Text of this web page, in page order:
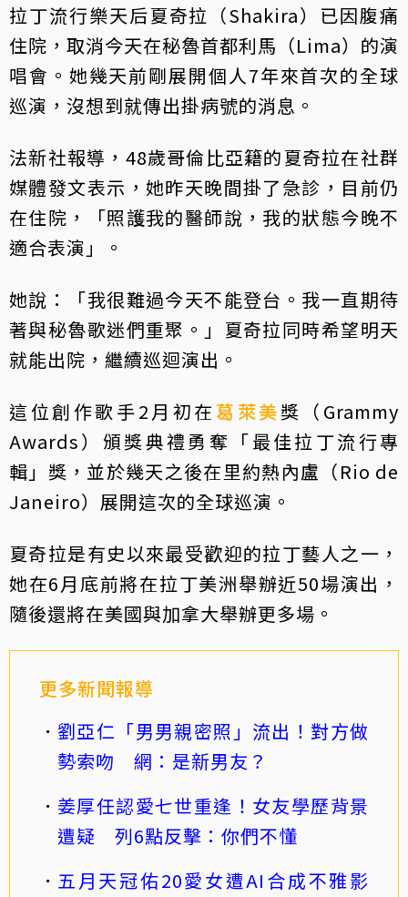
拉丁流行樂天后夏奇拉（Shakira）已因腹痛
住院，取消今天在秘魯首都利馬（Lima）的演
唱會。她幾天前剛展開個人7年來首次的全球
巡演，沒想到就傳出掛病號的消息。
法新社報導，48歲哥倫比亞籍的夏奇拉在社群
媒體發文表示，她昨天晚間掛了急診，目前仍
在住院，「照護我的醫師說，我的狀態今晚不
適合表演」。
她說：「我很難過今天不能登台。我一直期待
著與秘魯歌迷們重聚。」夏奇拉同時希望明天
就能出院，繼續巡迴演出。
這位創作歌手2月初在葛萊美 獎（Grammy
Awards）頒獎典禮勇奪「最佳拉丁流行專
輯」獎，並於幾天之後在里約熱內盧（Rio de
Janeiro）展開這次的全球巡演。
夏奇拉是有史以來最受歡迎的拉丁藝人之一，
她在6月底前將在拉丁美洲舉辦近50場演出，
隨後還將在美國與加拿大舉辦更多場。
更多新聞報導
劉亞仁「男男親密照」流出！對方做
勢索吻 網：是新男友？
姜厚任認愛七世重逢！女友學歷背景
遭疑 列6點反擊：你們不懂
五月天冠佑20愛女遭AI合成不雅影